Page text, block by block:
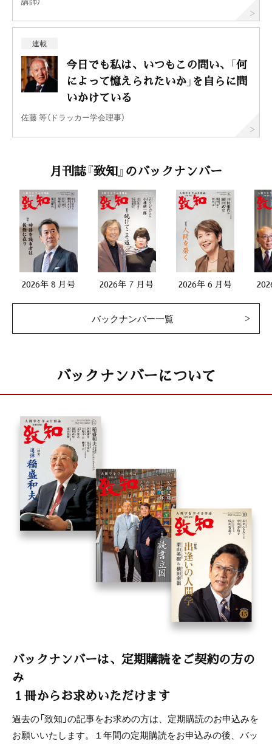
連載
今日でも私は、いつもこの問い、「何
によって憶えられたいか」を自らに問
いかけている
佐藤 等（ドラッカー学会理事）
月刊誌『致知』のバックナンバー
2026年 8 月号 2026年 7 月号 2026年 6 月号
バックナンバー一覧
バックナンバーについて
バックナンバーは、定期購読をご契約の方の
み
１冊からお求めいただけます
過去の「致知」の記事をお求めの方は、定期購読のお申込みを
お願いいたします。１年間の定期購読をお申込みの後、バッ